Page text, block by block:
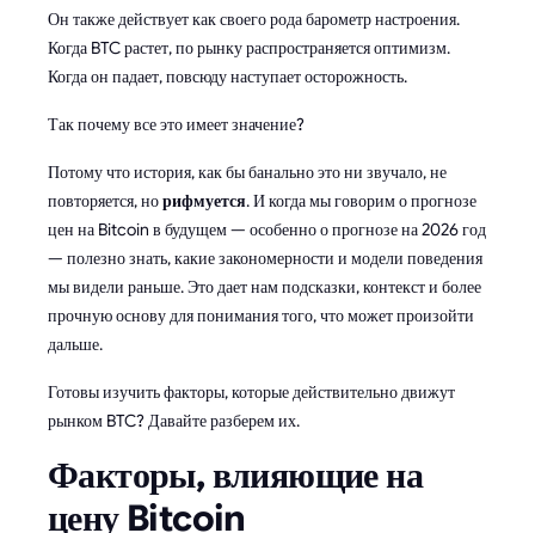
Он также действует как своего рода барометр настроения.
Когда BTC растет, по рынку распространяется оптимизм.
Когда он падает, повсюду наступает осторожность.
Так почему все это имеет значение?
Потому что история, как бы банально это ни звучало, не
повторяется, норифмуется. И когда мы говорим о прогнозе
цен на Bitcoin в будущем — особенно о прогнозе на 2026 год
— полезно знать, какие закономерности и модели поведения
мы видели раньше. Это дает нам подсказки, контекст и более
прочную основу для понимания того, что может произойти
дальше.
Готовы изучить факторы, которые действительно движут
рынком BTC? Давайте разберем их.
Факторы, влияющие на
цену Bitcoin